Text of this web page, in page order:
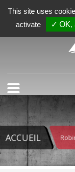
ACCUEIL
This site uses
activate
✓ OK,